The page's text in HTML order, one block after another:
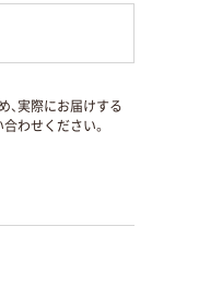
、実際にお届けする
わせください。